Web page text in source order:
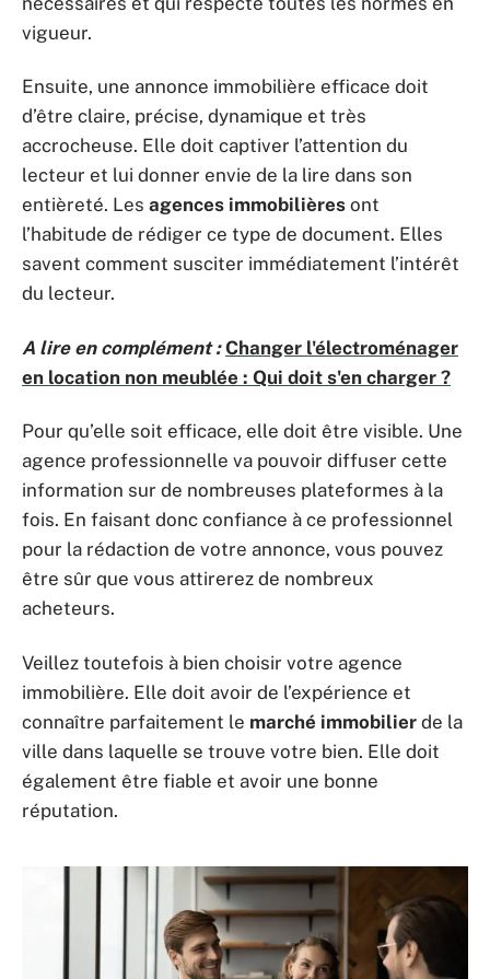
vigueur.
Ensuite, une annonce immobilière efficace doit
d’être claire, précise, dynamique et très
accrocheuse. Elle doit captiver l’attention du
lecteur et lui donner envie de la lire dans son
entièreté. Les agences immobilières ont
l’habitude de rédiger ce type de document. Elles
savent comment susciter immédiatement l’intérêt
du lecteur.
A lire en complément : Changer l'électroménager
en location non meublée : Qui doit s'en charger ?
Pour qu’elle soit efficace, elle doit être visible. Une
agence professionnelle va pouvoir diffuser cette
information sur de nombreuses plateformes à la
fois. En faisant donc confiance à ce professionnel
pour la rédaction de votre annonce, vous pouvez
être sûr que vous attirerez de nombreux
acheteurs.
Veillez toutefois à bien choisir votre agence
immobilière. Elle doit avoir de l’expérience et
connaître parfaitement le marché immobilier de la
ville dans laquelle se trouve votre bien. Elle doit
également être fiable et avoir une bonne
réputation.